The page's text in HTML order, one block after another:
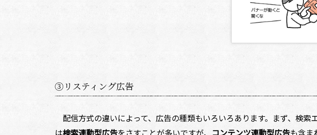
③リスティング広告
配信方式の違いによって、広告の種類もいろいろあります。まず、検
は検索連動型広告をさすことが多いですが、 コンテンツ連動型広告も含ま